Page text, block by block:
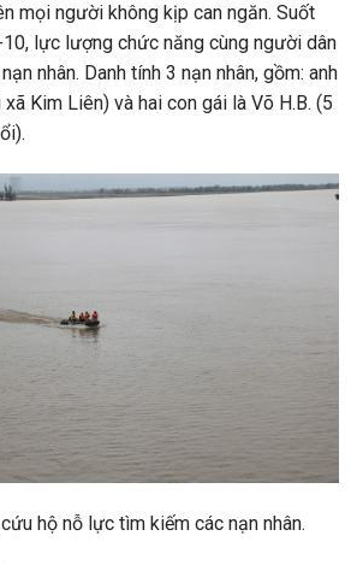
mọi người không kịp can ngăn. Suốt
lực lượng chức năng cùng người dân
nhân. Danh tính 3 nạn nhân, gồm: anh
Kim Liên) và hai con gái là Võ H.B. (5
hộ nỗ lực tìm kiếm các nạn nhân.